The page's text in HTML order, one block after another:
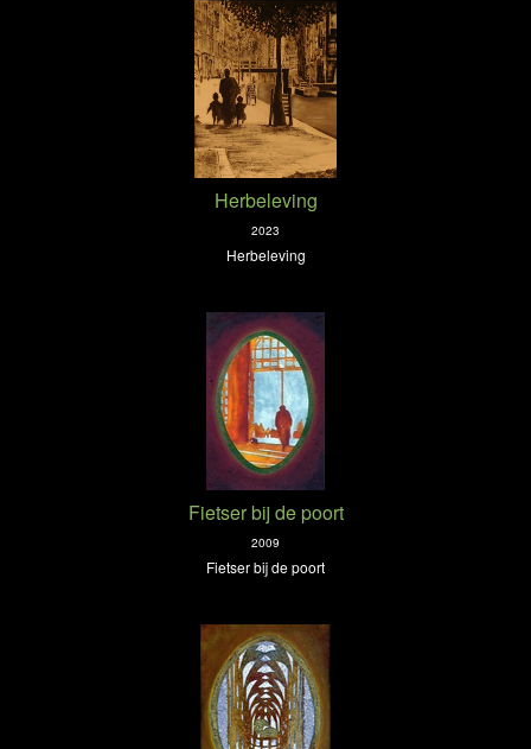
Herbeleving
2023
Herbeleving
Fietser bij de poort
2009
Fietser bij de poort